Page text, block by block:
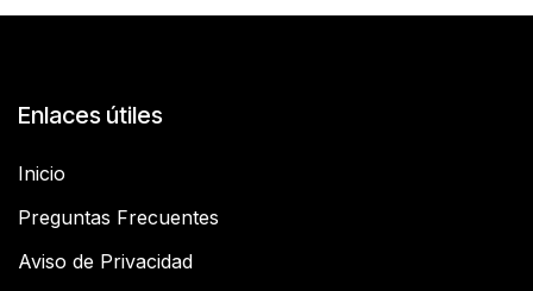
Enlaces útiles
Inicio
Preguntas Frecuentes
Aviso de Privacidad